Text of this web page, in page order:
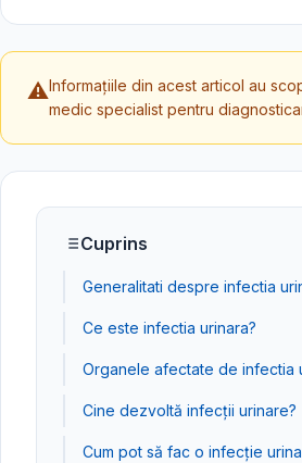
⚠️Informațiile din acest articol au
medic specialist pentru
Cuprins
Generalitati despre infectia
Ce este infectia urinara?
Organele afectate de infectia
Cine dezvoltă infecții urinare?
Cum pot să fac o infecție